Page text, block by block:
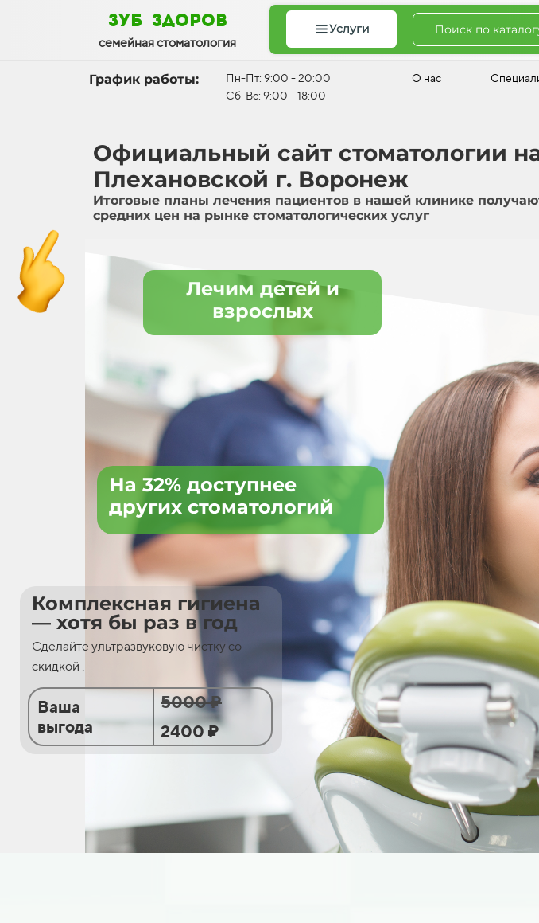
зуб здоров
семейная стоматология
Услуги
График работы:
Пн-Пт: 9:00 - 20:00
Сб-Вс: 9:00 - 18:00
О нас
Комплексная гигиена
— хотя бы раз в год
Сделайте ультразвуковую чистку со
скидкой .
Ваша
выгода
5000 ₽
2400 ₽
Лечим детей и
взрослых
Официальный сайт стоматологии
Плехановской г. Воронеж
Итоговые планы лечения пациентов в нашей клинике
средних цен на рынке стоматологических услуг
На 32% доступнее
других стоматологий